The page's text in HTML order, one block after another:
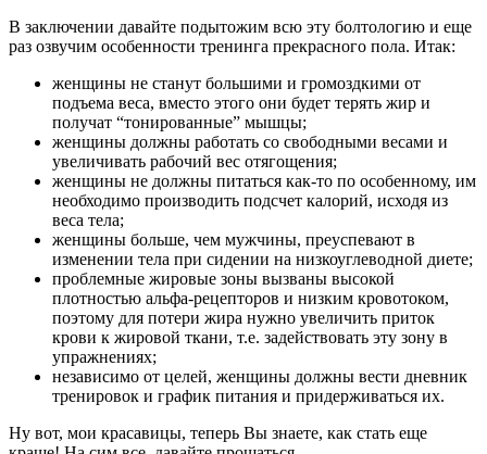
В заключении давайте подытожим всю эту болтологию и еще
раз озвучим особенности тренинга прекрасного пола. Итак:
женщины не станут большими и громоздкими от
подъема веса, вместо этого они будет терять жир и
получат “тонированные” мышцы;
женщины должны работать со свободными весами и
увеличивать рабочий вес отягощения;
женщины не должны питаться как-то по особенному, им
необходимо производить подсчет калорий, исходя из
веса тела;
женщины больше, чем мужчины, преуспевают в
изменении тела при сидении на низкоуглеводной диете;
проблемные жировые зоны вызваны высокой
плотностью альфа-рецепторов и низким кровотоком,
поэтому для потери жира нужно увеличить приток
крови к жировой ткани, т.е. задействовать эту зону в
упражнениях;
независимо от целей, женщины должны вести дневник
тренировок и график питания и придерживаться их.
Ну вот, мои красавицы, теперь Вы знаете, как стать еще